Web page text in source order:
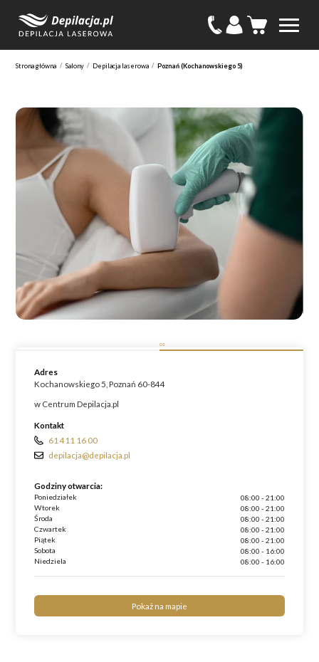
Strona główna / Salony / Depilacja laserowa / Poznań (Kochanowskiego 5)
02
Adres
Kochanowskiego 5, Poznań 60-844
w Centrum Depilacja.pl
Kontakt
61 411 16 00
depilacja@depilacja.pl
Godziny otwarcia:
Poniedziałek
08:00 - 21:00
Wtorek
08:00 - 21:00
Środa
08:00 - 21:00
Czwartek
08:00 - 21:00
Piątek
08:00 - 21:00
Sobota
08:00 - 16:00
Niedziela
08:00 - 16:00
Pokaż na mapie